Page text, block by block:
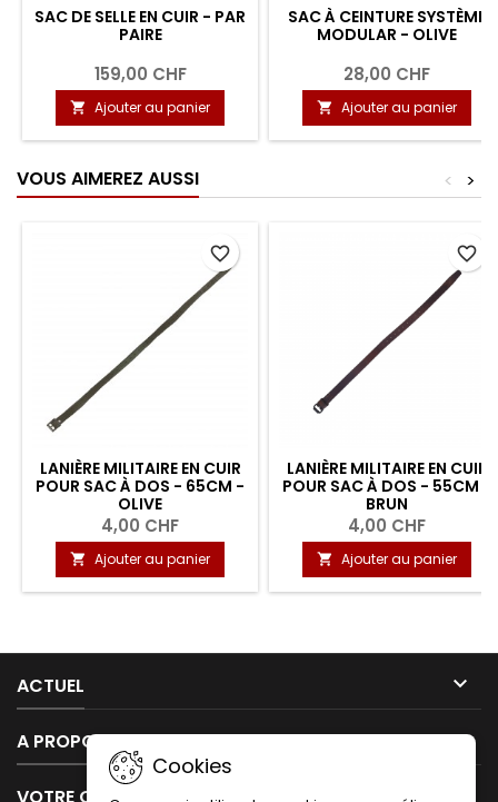
SAC DE SELLE EN CUIR - PAR
PAIRE
159,00 CHF
 Ajouter au panier
SAC À CEINTURE SYSTÈME
MODULAR - OLIVE
28,00 CHF
 Ajouter au panier
VOUS AIMEREZ AUSSI >
<
LANIÈRE MILITAIRE EN CUIR
POUR SAC À DOS - 65CM -
OLIVE
4,00 CHF
 Ajouter au panier
favorite_border
LANIÈRE MILITAIRE EN CUIR
POUR SAC À DOS - 55CM -
BRUN
4,00 CHF
 Ajouter au panier
favorite_border
ACTUEL 
A PROPOS DE NOUS 
Cookies